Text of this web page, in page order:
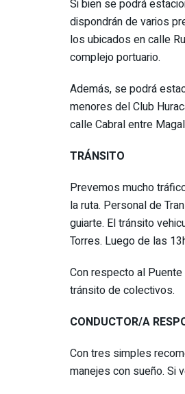
Si bien se podrá
dispondrán de varios
los ubicados en calle
complejo portuario.
Además, se podrá
menores del Club
calle Cabral entre
TRÁNSITO
Prevemos mucho
la ruta. Personal de
guiarte. El tránsito
Torres. Luego de las
Con respecto al
tránsito de colectivos.
CONDUCTOR/A
Con tres simples
manejes con sueño. Si